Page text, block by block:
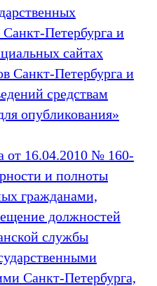
и
сайтах
Санкт‑Петербурга и
средствам
опубликования»
от 16.04.2010 № 160-
и полноты
гражданами,
должностей
службы
Санкт‑Петербурга,